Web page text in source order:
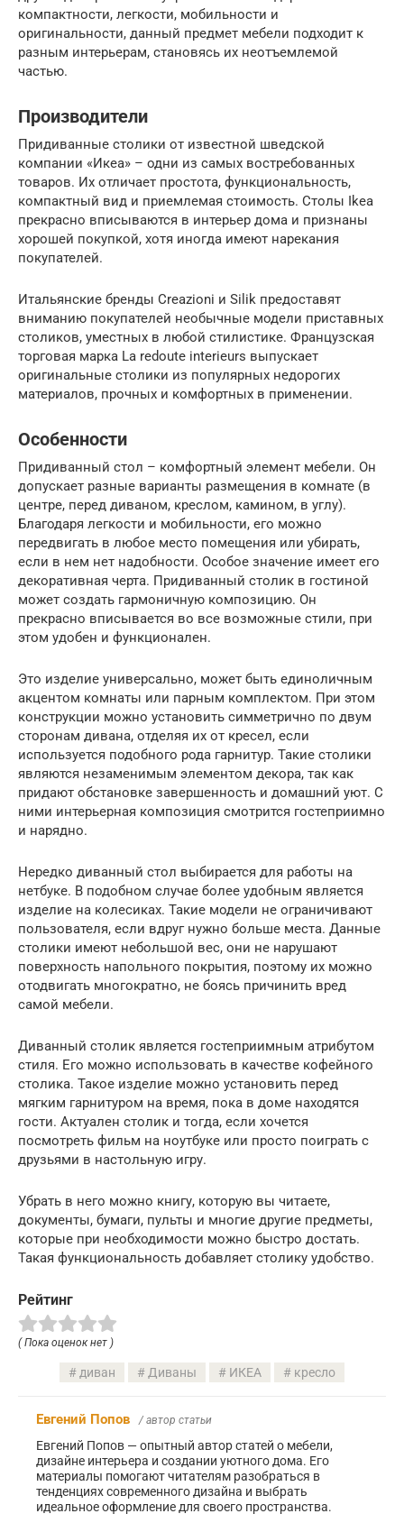
компактности, легкости, мобильности и
оригинальности, данный предмет мебели подходит к
разным интерьерам, становясь их неотъемлемой
частью.
Производители
Придиванные столики от известной шведской
компании «Икеа» – одни из самых востребованных
товаров. Их отличает простота, функциональность,
компактный вид и приемлемая стоимость. Столы Ikea
прекрасно вписываются в интерьер дома и признаны
хорошей покупкой, хотя иногда имеют нарекания
покупателей.
Итальянские бренды Creazioni и Silik предоставят
вниманию покупателей необычные модели приставных
столиков, уместных в любой стилистике. Французская
торговая марка La redoute interieurs выпускает
оригинальные столики из популярных недорогих
материалов, прочных и комфортных в применении.
Особенности
Придиванный стол – комфортный элемент мебели. Он
допускает разные варианты размещения в комнате (в
центре, перед диваном, креслом, камином, в углу).
Благодаря легкости и мобильности, его можно
передвигать в любое место помещения или убирать,
если в нем нет надобности. Особое значение имеет его
декоративная черта. Придиванный столик в гостиной
может создать гармоничную композицию. Он
прекрасно вписывается во все возможные стили, при
этом удобен и функционален.
Это изделие универсально, может быть единоличным
акцентом комнаты или парным комплектом. При этом
конструкции можно установить симметрично по двум
сторонам дивана, отделяя их от кресел, если
используется подобного рода гарнитур. Такие столики
являются незаменимым элементом декора, так как
придают обстановке завершенность и домашний уют. С
ними интерьерная композиция смотрится гостеприимно
и нарядно.
Нередко диванный стол выбирается для работы на
нетбуке. В подобном случае более удобным является
изделие на колесиках. Такие модели не ограничивают
пользователя, если вдруг нужно больше места. Данные
столики имеют небольшой вес, они не нарушают
поверхность напольного покрытия, поэтому их можно
отодвигать многократно, не боясь причинить вред
самой мебели.
Диванный столик является гостеприимным атрибутом
стиля. Его можно использовать в качестве кофейного
столика. Такое изделие можно установить перед
мягким гарнитуром на время, пока в доме находятся
гости. Актуален столик и тогда, если хочется
посмотреть фильм на ноутбуке или просто поиграть с
друзьями в настольную игру.
Убрать в него можно книгу, которую вы читаете,
документы, бумаги, пульты и многие другие предметы,
которые при необходимости можно быстро достать.
Такая функциональность добавляет столику удобство.
Рейтинг
( Пока оценок нет )
диван Диваны ИКЕА кресло
Евгений Попов / автор статьи
Евгений Попов — опытный автор статей о мебели,
дизайне интерьера и создании уютного дома. Его
материалы помогают читателям разобраться в
тенденциях современного дизайна и выбрать
идеальное оформление для своего пространства.